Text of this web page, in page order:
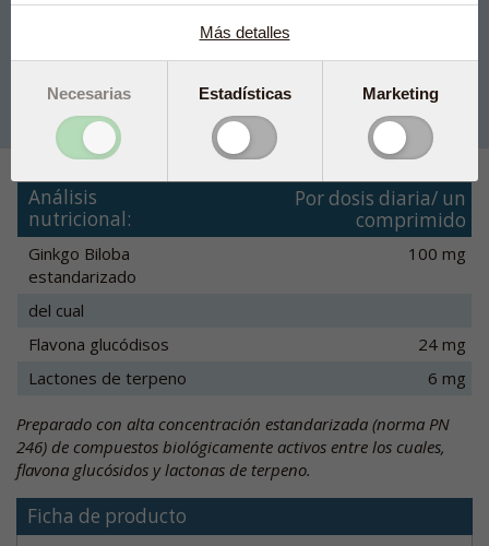
Producido bajo control farmacéutico danés.
60 comp. 34,60 € Añadir a la cesta
Análisis
nutricional:
Por dosis diaria/ un
comprimido
Ginkgo Biloba
estandarizado
100 mg
del cual
Flavona glucódisos
24 mg
Lactones de terpeno
6 mg
Preparado con alta concentración estandarizada (norma PN
246) de compuestos biológicamente activos entre los cuales,
flavona glucósidos y lactonas de terpeno.
Ficha de producto
Más detalles
Necesarias Estadísticas Marketing